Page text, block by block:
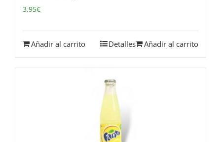
3,95€
Añadir al carrito Añadir al carrito
Detalles